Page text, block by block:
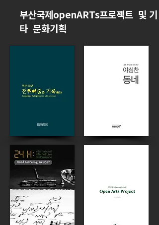
부산국제openARTs프로젝트 및 기
타 문화기획